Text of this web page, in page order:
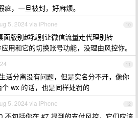
疵，一旦被封，好麻烦。
10
5, 2024 via iPhone
面版别越狱别让微信流量走代理别转
用和它的切换账号功能，没理由风控你。
11
活分离没有问题，但是实名分不开，像你
wx 的话，也是同样处罚的
12
5, 2024 via iPhone
不包括你在 #7 提到的支付风控，它们应该